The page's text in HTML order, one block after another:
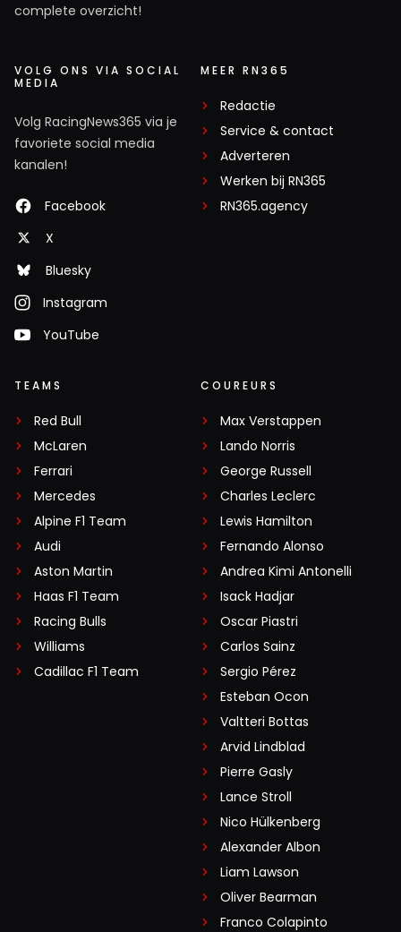
complete overzicht!
VOLG ONS VIA SOCIAL
MEDIA
Volg RacingNews365 via je
favoriete social media
kanalen!
Facebook
X
Bluesky
Instagram
YouTube
MEER RN365
Redactie
Service & contact
Adverteren
Werken bij RN365
RN365.agency
TEAMS
Red Bull
McLaren
Ferrari
Mercedes
Alpine F1 Team
Audi
Aston Martin
Haas F1 Team
Racing Bulls
Williams
Cadillac F1 Team
COUREURS
Max Verstappen
Lando Norris
George Russell
Charles Leclerc
Lewis Hamilton
Fernando Alonso
Andrea Kimi Antonelli
Isack Hadjar
Oscar Piastri
Carlos Sainz
Sergio Pérez
Esteban Ocon
Valtteri Bottas
Arvid Lindblad
Pierre Gasly
Lance Stroll
Nico Hülkenberg
Alexander Albon
Liam Lawson
Oliver Bearman
Franco Colapinto